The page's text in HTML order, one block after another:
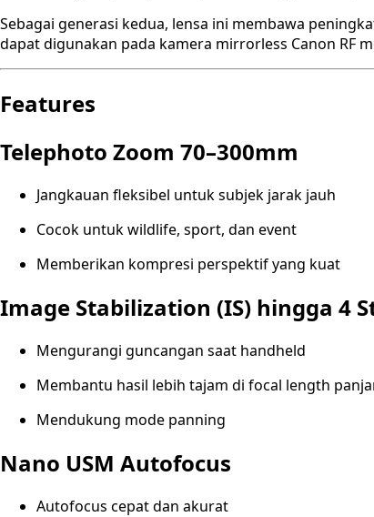
Sebagai generasi kedua, lensa ini membawa
dapat digunakan pada kamera mirrorless Canon RF
Features
Telephoto Zoom 70–300mm
Jangkauan fleksibel untuk subjek jarak jauh
Cocok untuk wildlife, sport, dan event
Memberikan kompresi perspektif yang kuat
Image Stabilization (IS) hingga 4
Mengurangi guncangan saat handheld
Membantu hasil lebih tajam di focal length
Mendukung mode panning
Nano USM Autofocus
Autofocus cepat dan akurat